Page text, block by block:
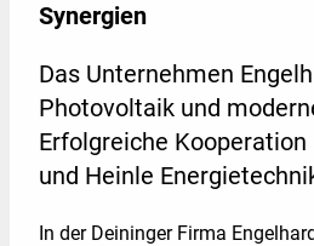
Karriere
Soziales
Blog
Synergien
Das Unternehmen
Photovoltaik und
Erfolgreiche
und Heinle
In der Deininger Firma